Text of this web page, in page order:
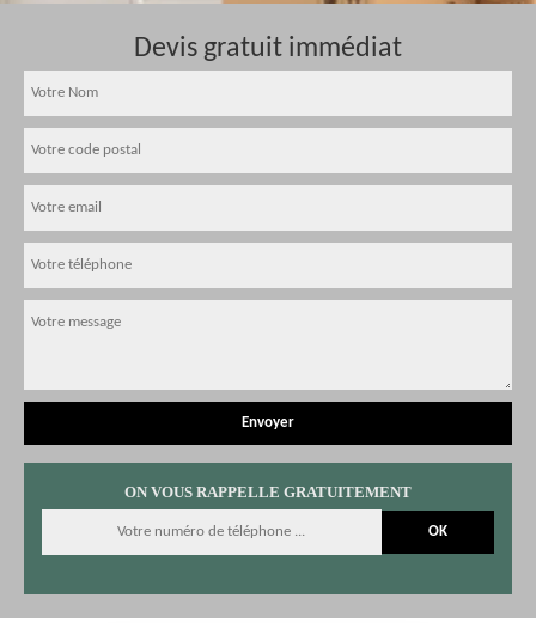
Devis gratuit immédiat
ON VOUS RAPPELLE GRATUITEMENT